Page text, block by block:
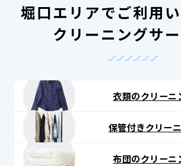
堀口エリアでご利用
クリーニングサ
衣類のクリーニ
保管付きクリー
布団のクリーニ